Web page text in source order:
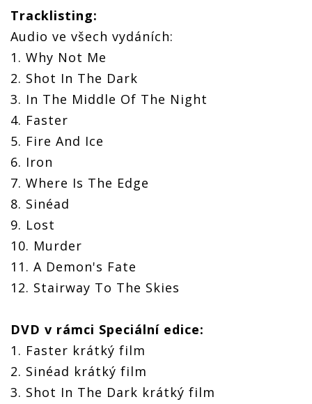
Tracklisting:
Audio ve všech vydáních:
1. Why Not Me
2. Shot In The Dark
3. In The Middle Of The Night
4. Faster
5. Fire And Ice
6. Iron
7. Where Is The Edge
8. Sinéad
9. Lost
10. Murder
11. A Demon's Fate
12. Stairway To The Skies
DVD v rámci Speciální edice:
1. Faster krátký film
2. Sinéad krátký film
3. Shot In The Dark krátký film